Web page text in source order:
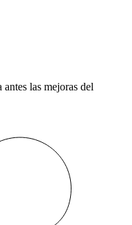
las mejoras del